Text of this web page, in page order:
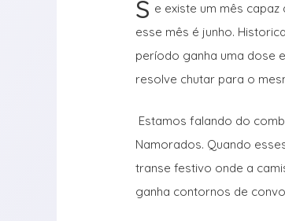
S e existe um mês
esse mês é junho.
período ganha uma dose
resolve chutar para o
Estamos falando do
Namorados. Quando
transe festivo onde a
ganha contornos de